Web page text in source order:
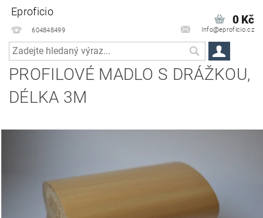
Eproficio
604848499 Info@eproficio.cz
0 Kč
PROFILOVÉ MADLO S DRÁŽKOU,
DÉLKA 3M